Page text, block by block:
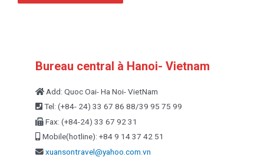
Bureau central à Hanoi- Vietnam
Add: Quoc Oai- Ha Noi- VietNam
Tel: (+84- 24) 33 67 86 88/39 95 75 99
Fax: (+84-24) 33 67 92 31
Mobile(hotline): +84 9 14 37 42 51
xuansontravel@yahoo.com.vn